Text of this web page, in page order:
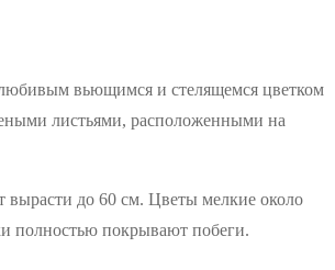
вьющимся и стелящемся цветком
листьями, расположенными на
вырасти до 60 см. Цветы мелкие около
полностью покрывают побеги.